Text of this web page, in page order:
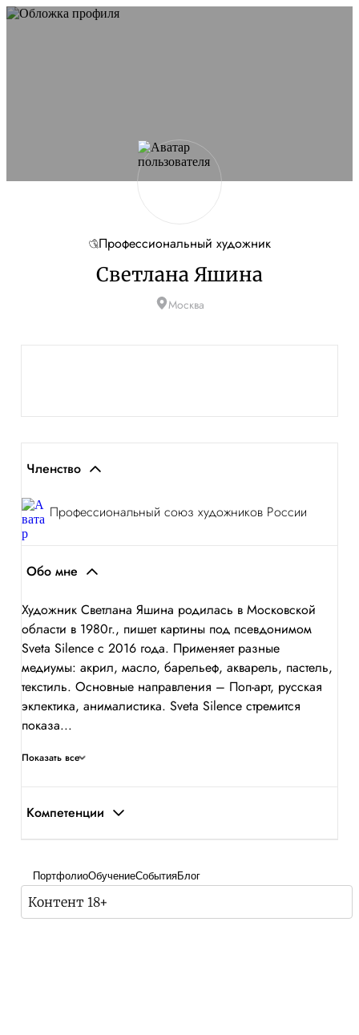
Artists.ru.
Профессиональный художник
Светлана Яшина
Москва
Членство
Профессиональный союз художников России
Обо мне
Художник Светлана Яшина родилась в Московской
области в 1980г., пишет картины под псевдонимом
Sveta Silence с 2016 года. Применяет разные
медиумы: акрил, масло, барельеф, акварель, пастель,
текстиль. Основные направления – Поп-арт, русская
эклектика, анималистика. Sveta Silence стремится
показа...
Показать все
Компетенции
ПортфолиоОбучениеСобытияБлог
Контент 18+